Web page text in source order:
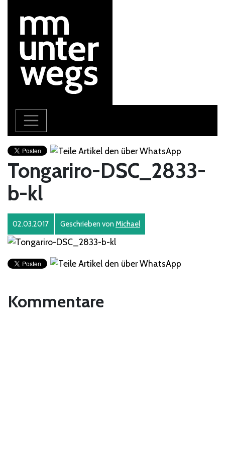
Tongariro-DSC_2833-
b-kl
02.03.2017 Geschrieben von Michael
Kommentare